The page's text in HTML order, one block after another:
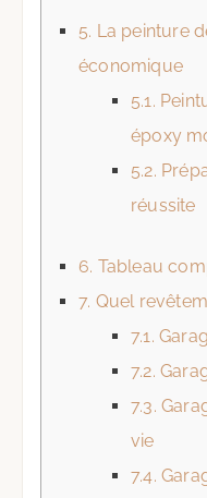
5. La peinture
économique
5.1.
époxy
5.2.
réussite
6. Tableau
7. Quel
7.1.
7.2.
7.3.
vie
7.4.